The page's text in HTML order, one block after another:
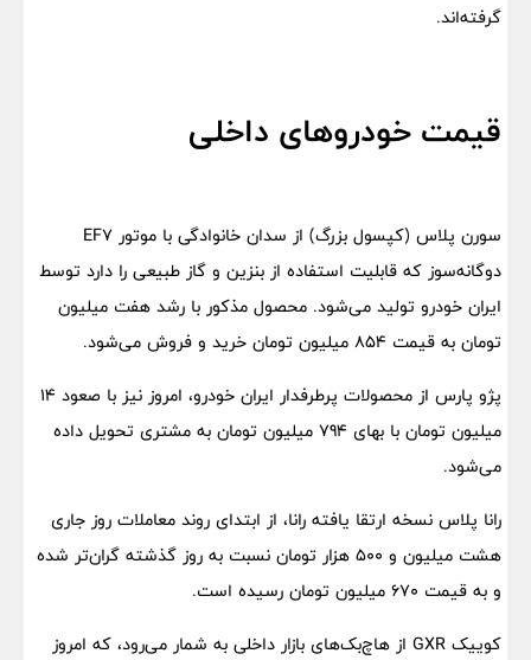
گرفته‌اند.
قیمت خودروهای داخلی
سورن پلاس (کپسول بزرگ) از سدان خانوادگی با موتور EF7
دوگانه‌سوز که قابلیت استفاده از بنزین و گاز طبیعی را دارد توسط
ایران خودرو تولید می‌شود. محصول مذکور با رشد هفت میلیون
تومان به قیمت 854 میلیون تومان خرید و فروش می‌شود.
پژو پارس از محصولات پرطرفدار ایران خودرو، امروز نیز با صعود 14
میلیون تومان با بهای 794 میلیون تومان به مشتری تحویل داده
می‌شود.
رانا پلاس نسخه ارتقا یافته رانا، از ابتدای روند معاملات روز جاری
هشت میلیون و 500 هزار تومان نسبت به روز گذشته گران‌تر شده
و به قیمت 670 میلیون تومان رسیده است.
کوییک GXR از هاچ‌بک‌های بازار داخلی به شمار می‌رود، که امروز